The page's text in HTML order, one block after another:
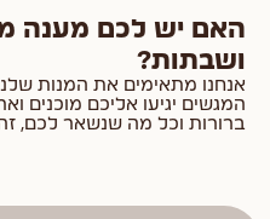
האם יש לכם מענה
ושבתות?
אנחנו מתאימים את המנות
המגשים יגיעו אליכם מוכנים
ברורות וכל מה שנשאר לכם,